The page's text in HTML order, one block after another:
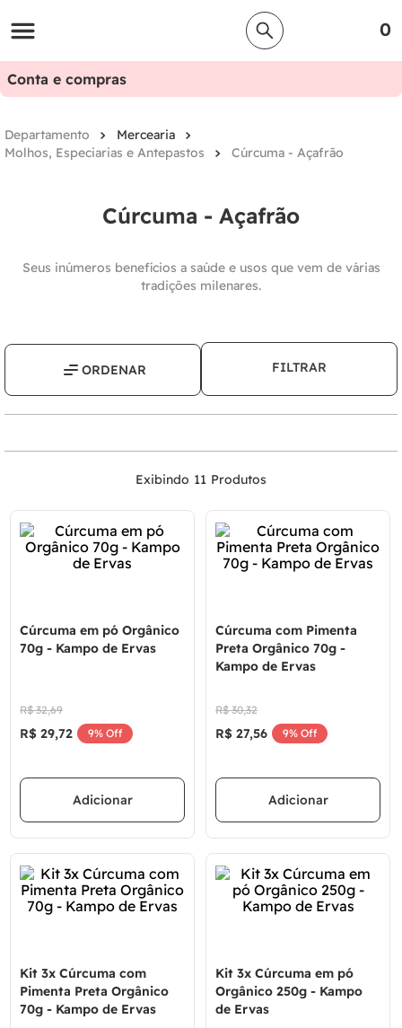
0
Conta e compras
Mercearia
Molhos, Especiarias e Antepastos
Cúrcuma - Açafrão
Cúrcuma - Açafrão
Seus inúmeros benefícios a saúde e usos que vem de várias
tradições milenares.
FILTRAR
11
Cúrcuma em pó Orgânico
70g - Kampo de Ervas
R$ 32,69
R$ 29,72 9% Off
Adicionar
Cúrcuma com Pimenta
Preta Orgânico 70g -
Kampo de Ervas
R$ 30,32
R$ 27,56 9% Off
Adicionar
Kit 3x Cúrcuma com
Pimenta Preta Orgânico
70g - Kampo de Ervas
Kit 3x Cúrcuma em pó
Orgânico 250g - Kampo
de Ervas